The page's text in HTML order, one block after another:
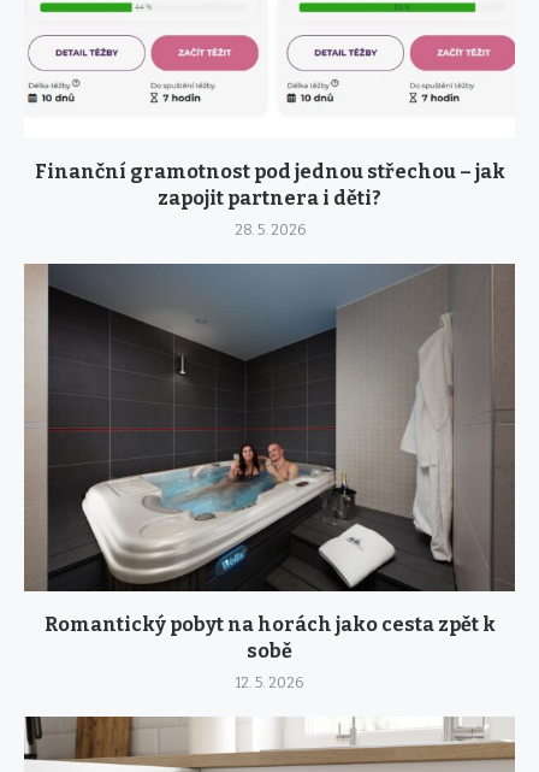
Finanční gramotnost pod jednou střechou – jak
zapojit partnera i děti?
28. 5. 2026
Romantický pobyt na horách jako cesta zpět k
sobě
12. 5. 2026